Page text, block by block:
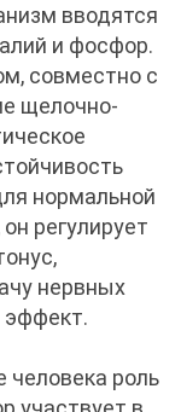
вводятся
и фосфор.
совместно с
щелочно-
нормальной
регулирует
нервных
эффект.
человека роль